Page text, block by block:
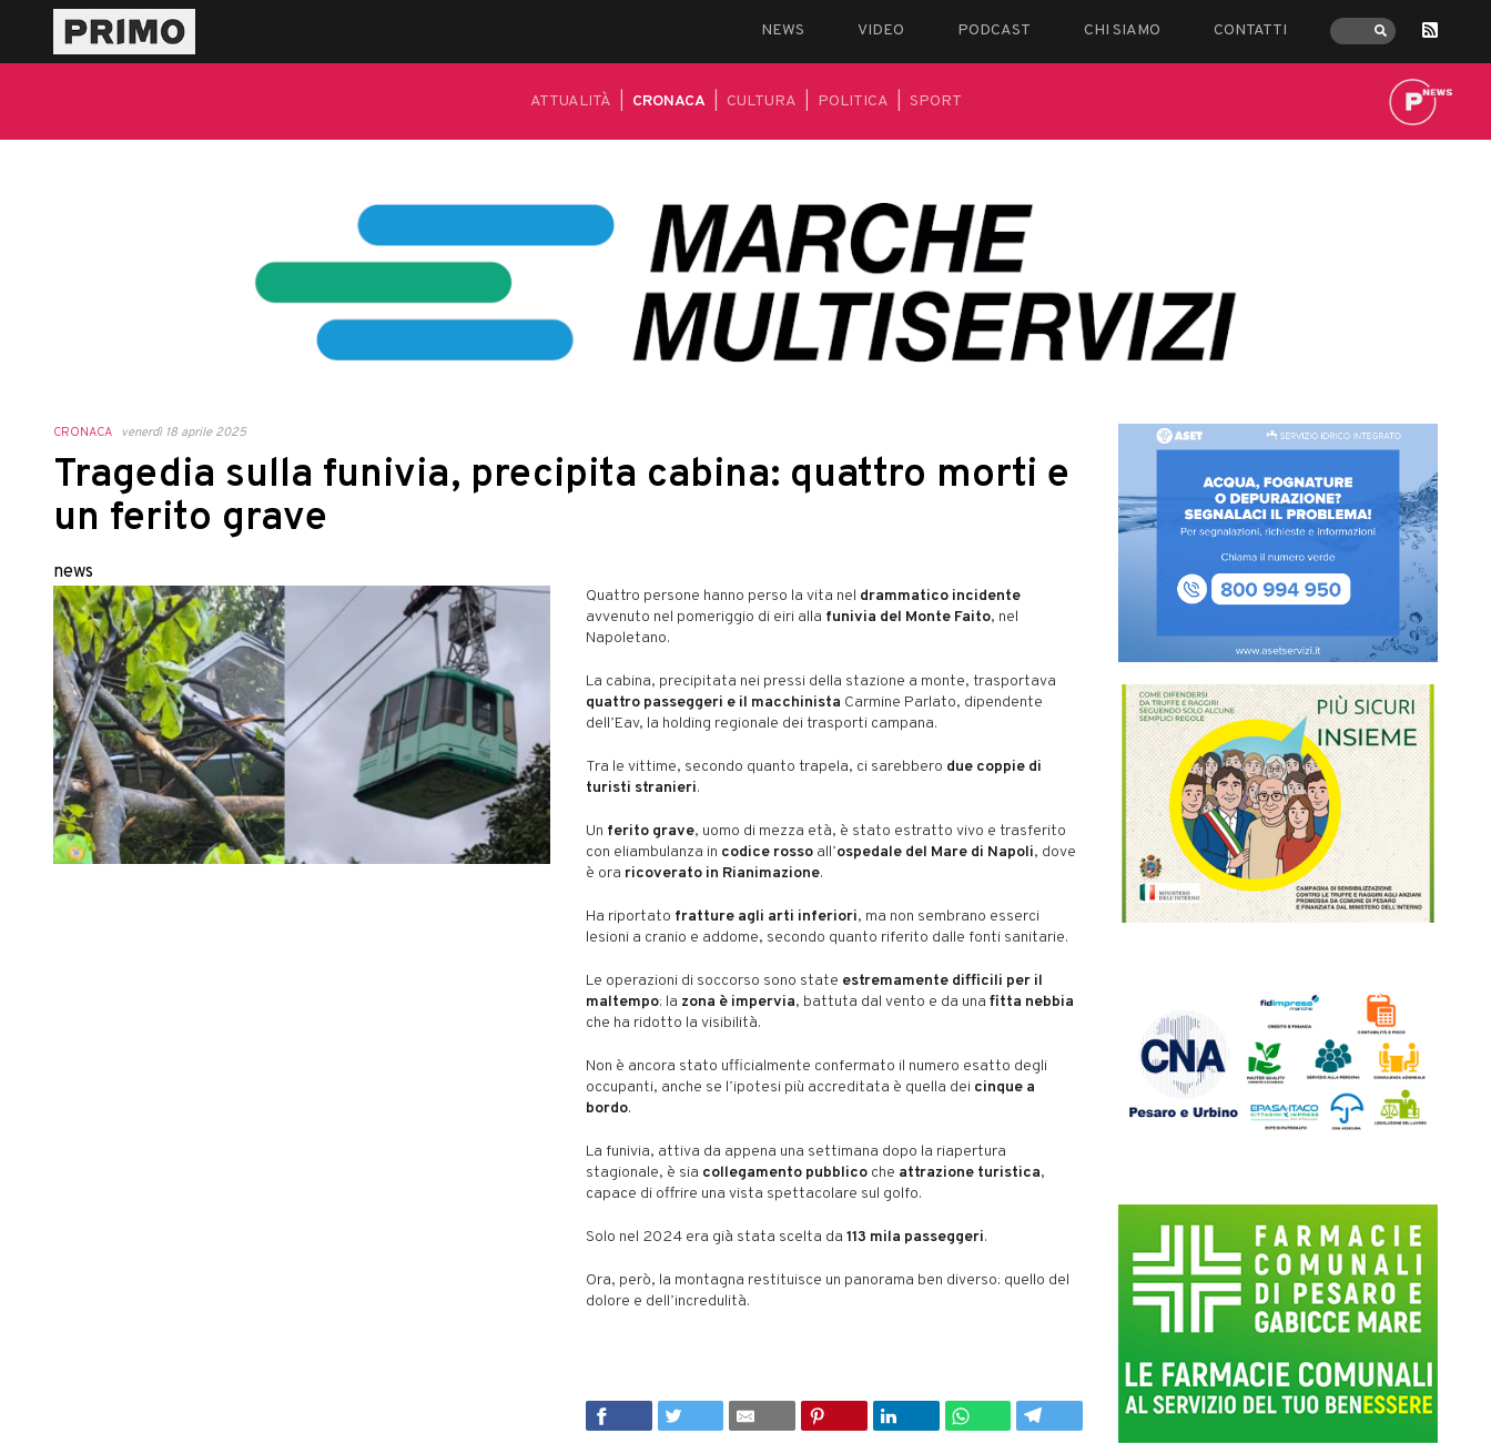
NEWS VIDEO PODCAST CHI SIAMO CONTATTI
ATTUALITÀ CRONACA CULTURA POLITICA SPORT
CRONACA venerdì 18 aprile 2025
Tragedia sulla funivia, precipita cabina: quattro morti e
un ferito grave
news
Quattro persone hanno perso la vita nel drammatico incidente
avvenuto nel pomeriggio di eiri alla funivia del Monte Faito, nel
Napoletano.
La cabina, precipitata nei pressi della stazione a monte, trasportava
quattro passeggeri e il macchinista Carmine Parlato, dipendente
dell’Eav, la holding regionale dei trasporti campana.
Tra le vittime, secondo quanto trapela, ci sarebbero due coppie di
turisti stranieri.
Un ferito grave, uomo di mezza età, è stato estratto vivo e trasferito
con eliambulanza in codice rosso all’ospedale del Mare di Napoli, dove
è ora ricoverato in Rianimazione.
Ha riportato fratture agli arti inferiori, ma non sembrano esserci
lesioni a cranio e addome, secondo quanto riferito dalle fonti sanitarie.
Le operazioni di soccorso sono state estremamente difficili per il
maltempo: la zona è impervia, battuta dal vento e da una fitta nebbia
che ha ridotto la visibilità.
Non è ancora stato ufficialmente confermato il numero esatto degli
occupanti, anche se l’ipotesi più accreditata è quella dei cinque a
bordo.
La funivia, attiva da appena una settimana dopo la riapertura
stagionale, è sia collegamento pubblico che attrazione turistica,
capace di offrire una vista spettacolare sul golfo.
Solo nel 2024 era già stata scelta da 113 mila passeggeri.
Ora, però, la montagna restituisce un panorama ben diverso: quello del
dolore e dell’incredulità.